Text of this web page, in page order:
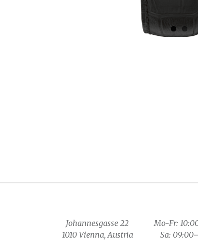
Johannesgasse 22
1010 Vienna, Austria
Mo-Fr:
Sa: